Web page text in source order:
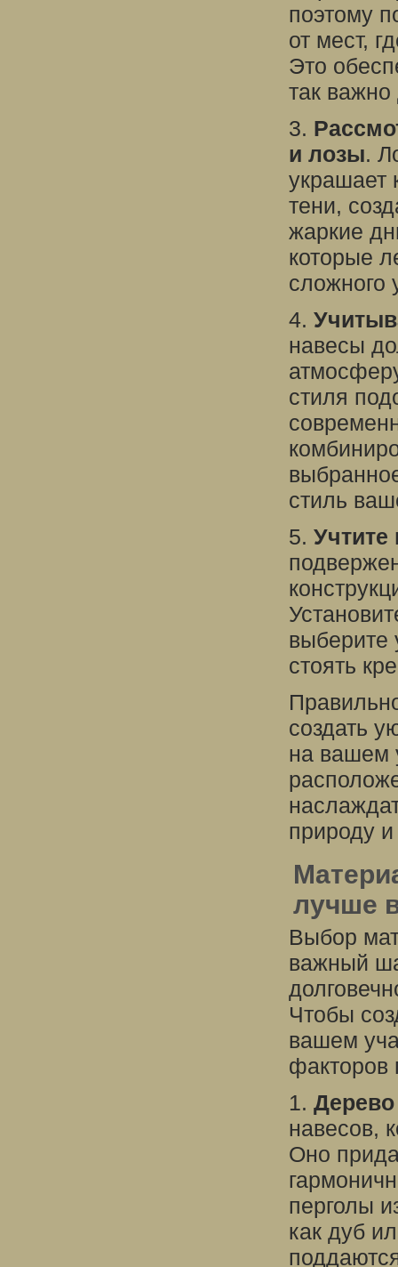
поэтому
от мест,
Это
так
3.
и лозы.
украшает
тени,
жаркие
которые
сложного
4.
навесы
стиля
стиль
5. Учтите
выберите
стоять
создать
на вашем
природу
лучше
Выбор
важный
Чтобы
вашем
факторов
1. Дерево
навесов,
Оно
перголы
как дуб